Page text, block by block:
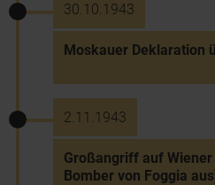
30.10.1943
Moskauer Deklaration
2.11.1943
Großangriff auf
Bomber von Foggia